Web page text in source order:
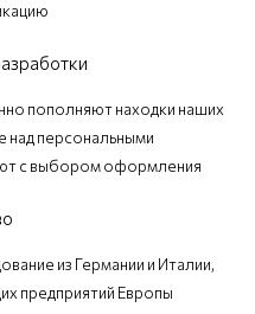
пополняют находки наших
над персональными
с выбором оформления
из Германии и Италии,
предприятий Европы